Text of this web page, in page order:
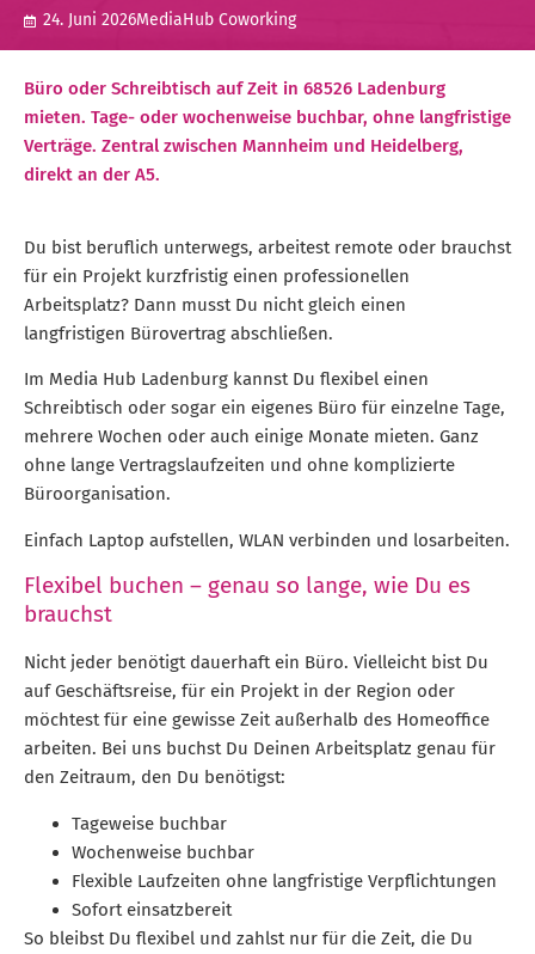
24. Juni 2026MediaHub Coworking
Büro oder Schreibtisch auf Zeit in 68526 Ladenburg
mieten. Tage- oder wochenweise buchbar, ohne langfristige
Verträge. Zentral zwischen Mannheim und Heidelberg,
direkt an der A5.
Du bist beruflich unterwegs, arbeitest remote oder brauchst
für ein Projekt kurzfristig einen professionellen
Arbeitsplatz? Dann musst Du nicht gleich einen
langfristigen Bürovertrag abschließen.
Im Media Hub Ladenburg kannst Du flexibel einen
Schreibtisch oder sogar ein eigenes Büro für einzelne Tage,
mehrere Wochen oder auch einige Monate mieten. Ganz
ohne lange Vertragslaufzeiten und ohne komplizierte
Büroorganisation.
Einfach Laptop aufstellen, WLAN verbinden und losarbeiten.
Flexibel buchen – genau so lange, wie Du es
brauchst
Nicht jeder benötigt dauerhaft ein Büro. Vielleicht bist Du
auf Geschäftsreise, für ein Projekt in der Region oder
möchtest für eine gewisse Zeit außerhalb des Homeoffice
arbeiten. Bei uns buchst Du Deinen Arbeitsplatz genau für
den Zeitraum, den Du benötigst:
Tageweise buchbar
Wochenweise buchbar
Flexible Laufzeiten ohne langfristige Verpflichtungen
Sofort einsatzbereit
So bleibst Du flexibel und zahlst nur für die Zeit, die Du